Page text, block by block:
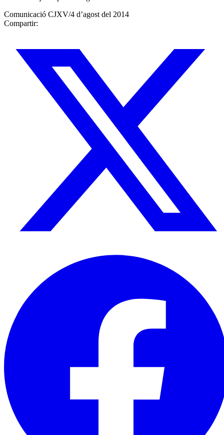
Comunicació CJXV/4 d’agost del 2014
Compartir: